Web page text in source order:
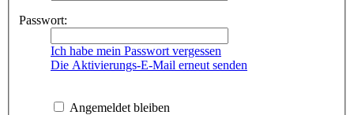
Passwort:
Ich habe mein Passwort vergessen
Die Aktivierungs-E-Mail erneut senden
Angemeldet bleiben